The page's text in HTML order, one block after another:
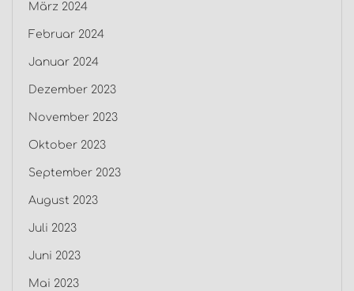
März 2024
Februar 2024
Januar 2024
Dezember 2023
November 2023
Oktober 2023
September 2023
August 2023
Juli 2023
Juni 2023
Mai 2023